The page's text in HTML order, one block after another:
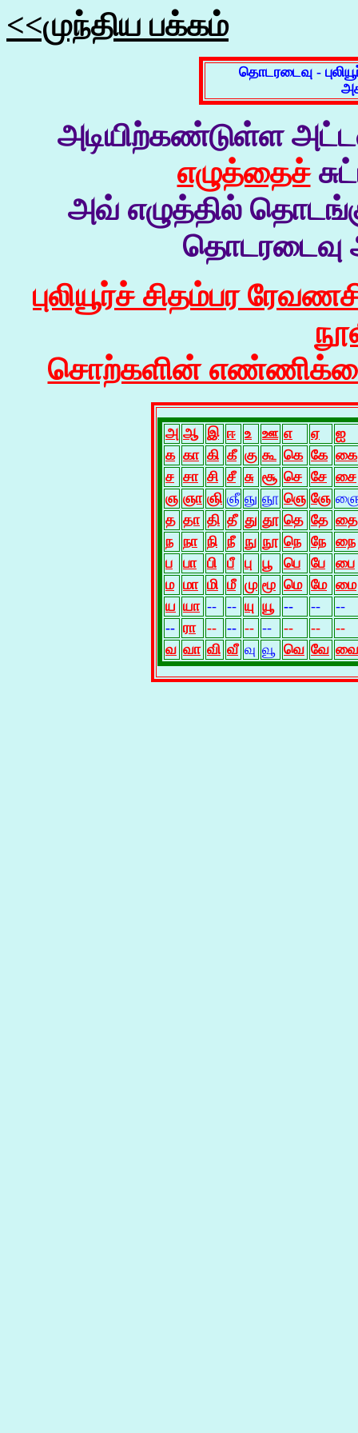
<<முந்திய பக்கம்
தொடரடைவு -
அடியிற்கண்டுள்ள
எழுத்தைச்
அவ் எழுத்தில்
தொடரடைவு
புலியூர்ச் சிதம்பர
சொற்களின்
அ ஆ இ ஈ உ ஊ எ ஏ
ஐ
க கா கி கீ கு கூ கெ கே கை
ச சா சி சீ சு சூ செ சே சை
ஞ ஞா ஞி ஞீ ஞு ஞூ ஞெ ஞே
த தா தி தீ து தூ தெ தே தை
ந நா நி நீ நு நூ நெ நே நை
ப
பா பி பீ பு பூ பெ பே
பை
ம மா மி மீ மு மூ மெ மே மை
ய யா -- -- யு யூ -- --
--
-- ரா -- -- -- -- -- --
--
வ வா வி வீ வு வூ வெ வே வை